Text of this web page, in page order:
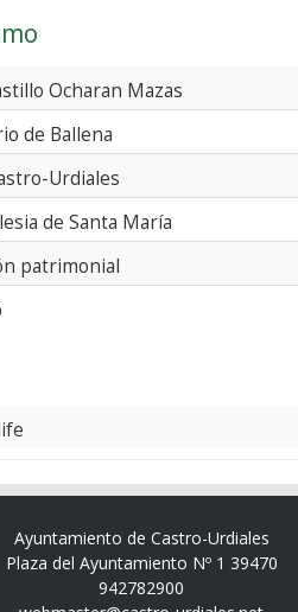
Ocharan Mazas
de Ballena
Urdiales
de Santa María
patrimonial
Ayuntamiento de Castro-Urdiales
Plaza del Ayuntamiento Nº 1 39470
942782900